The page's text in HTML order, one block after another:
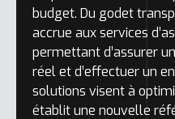
budget. Du godet
accrue aux services
permettant d’assurer
réel et d’effectuer un
solutions visent à
établit une nouvelle